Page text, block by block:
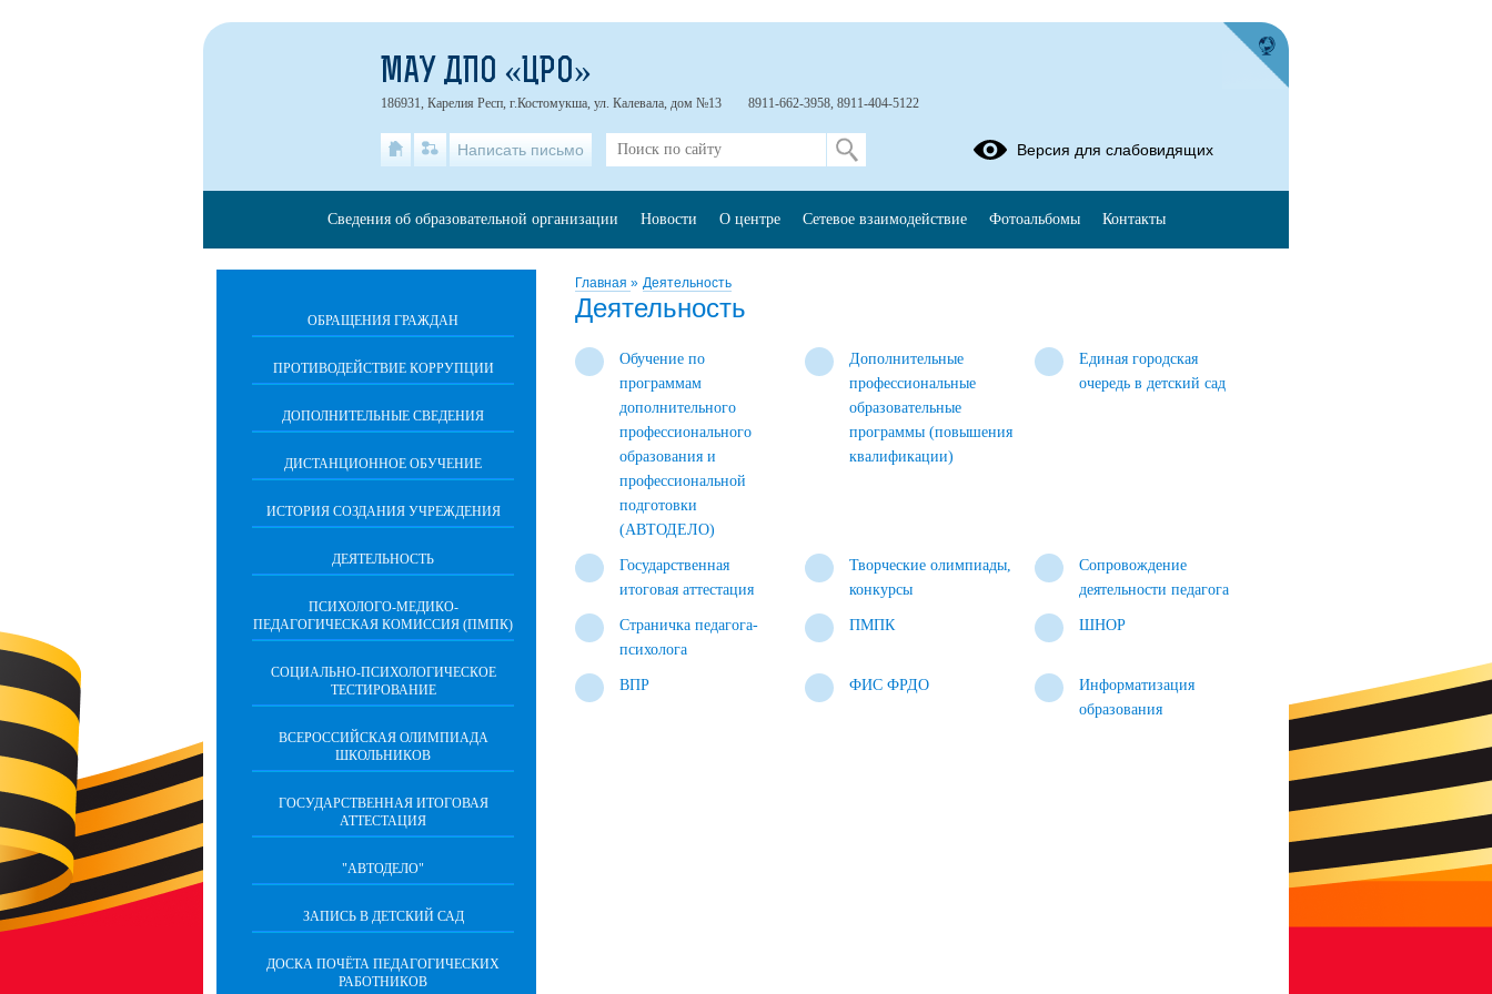
Главная » Деятельность
Деятельность
Обучение по
программам
дополнительного
профессионального
образования и
профессиональной
подготовки
(АВТОДЕЛО)
Дополнительные
профессиональные
образовательные
программы (повышения
квалификации)
Единая городская
очередь в детский сад
Государственная
итоговая аттестация
Творческие олимпиады,
конкурсы
Сопровождение
деятельности педагога
Страничка педагога-
психолога
ПМПК ШНОР
ВПР ФИС ФРДО
Информатизация
образования
ОБРАЩЕНИЯ ГРАЖДАН
ПРОТИВОДЕЙСТВИЕ КОРРУПЦИИ
ДОПОЛНИТЕЛЬНЫЕ СВЕДЕНИЯ
ДИСТАНЦИОННОЕ ОБУЧЕНИЕ
ИСТОРИЯ СОЗДАНИЯ УЧРЕЖДЕНИЯ
ДЕЯТЕЛЬНОСТЬ
ПСИХОЛОГО-МЕДИКО-
ПЕДАГОГИЧЕСКАЯ КОМИССИЯ (ПМПК)
СОЦИАЛЬНО-ПСИХОЛОГИЧЕСКОЕ
ТЕСТИРОВАНИЕ
ВСЕРОССИЙСКАЯ ОЛИМПИАДА
ШКОЛЬНИКОВ
ГОСУДАРСТВЕННАЯ ИТОГОВАЯ
АТТЕСТАЦИЯ
"АВТОДЕЛО"
ЗАПИСЬ В ДЕТСКИЙ САД
ДОСКА ПОЧЁТА ПЕДАГОГИЧЕСКИХ
РАБОТНИКОВ
МАУ ДПО «ЦРО»
186931, Карелия Респ, г.Костомукша, ул. Калевала, дом №13 8911-662-3958, 8911-404-5122
Написать письмо Версия для слабовидящих
Сведения об образовательной организации Новости О центре Сетевое взаимодействие Фотоальбомы Контакты